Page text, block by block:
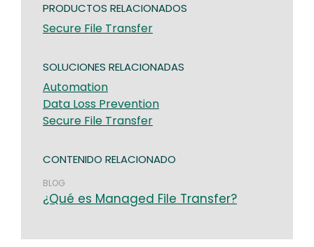
PRODUCTOS RELACIONADOS
Secure File Transfer
SOLUCIONES RELACIONADAS
Automation
Data Loss Prevention
Secure File Transfer
CONTENIDO RELACIONADO
BLOG
¿Qué es Managed File Transfer?